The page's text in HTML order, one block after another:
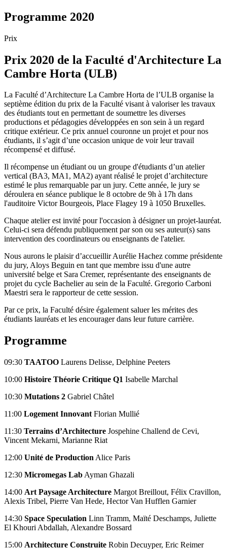
Programme 2020
Prix
Prix 2020 de la Faculté d'Architecture La
Cambre Horta (ULB)
La Faculté d’Architecture La Cambre Horta de l’ULB organise la
septième édition du prix de la Faculté visant à valoriser les travaux
des étudiants tout en permettant de soumettre les diverses
productions et pédagogies développées en son sein à un regard
critique extérieur. Ce prix annuel couronne un projet et pour nos
étudiants, il s’agit d’une occasion unique de voir leur travail
récompensé et diffusé.
Il récompense un étudiant ou un groupe d'étudiants d’un atelier
vertical (BA3, MA1, MA2) ayant réalisé le projet d’architecture
estimé le plus remarquable par un jury. Cette année, le jury se
déroulera en séance publique le 8 octobre de 9h à 17h dans
l'auditoire Victor Bourgeois, Place Flagey 19 à 1050 Bruxelles.
Chaque atelier est invité pour l'occasion à désigner un projet-lauréat.
Celui-ci sera défendu publiquement par son ou ses auteur(s) sans
intervention des coordinateurs ou enseignants de l'atelier.
Nous aurons le plaisir d’accueillir Aurélie Hachez comme présidente
du jury, Aloys Beguin en tant que membre issu d'une autre
université belge et Sara Cremer, représentante des enseignants de
projet du cycle Bachelier au sein de la Faculté. Gregorio Carboni
Maestri sera le rapporteur de cette session.
Par ce prix, la Faculté désire également saluer les mérites des
étudiants lauréats et les encourager dans leur future carrière.
Programme
09:30 TAATOO Laurens Delisse, Delphine Peeters
10:00 Histoire Théorie Critique Q1 Isabelle Marchal
10:30 Mutations 2 Gabriel Châtel
11:00 Logement Innovant Florian Mullié
11:30 Terrains d’Architecture Jospehine Challend de Cevi,
Vincent Mekarni, Marianne Riat
12:00 Unité de Production Alice Paris
12:30 Micromegas Lab Ayman Ghazali
14:00 Art Paysage Architecture Margot Breillout, Félix Cravillon,
Alexis Tribel, Pierre Van Hede, Hector Van Hufflen Garnier
14:30 Space Speculation Linn Tramm, Maïté Deschamps, Juliette
El Khouri Abdallah, Alexandre Bossard
15:00 Architecture Construite Robin Decuyper, Eric Reimer